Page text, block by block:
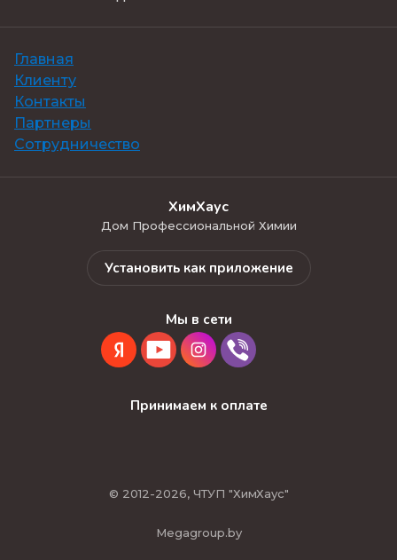
Главная
Клиенту
Контакты
Партнеры
Сотрудничество
ХимХаус
Дом Профессиональной Химии
Установить как приложение
Мы в сети
Принимаем к оплате
© 2012-2026, ЧТУП "ХимХаус"
Мegagroup.by